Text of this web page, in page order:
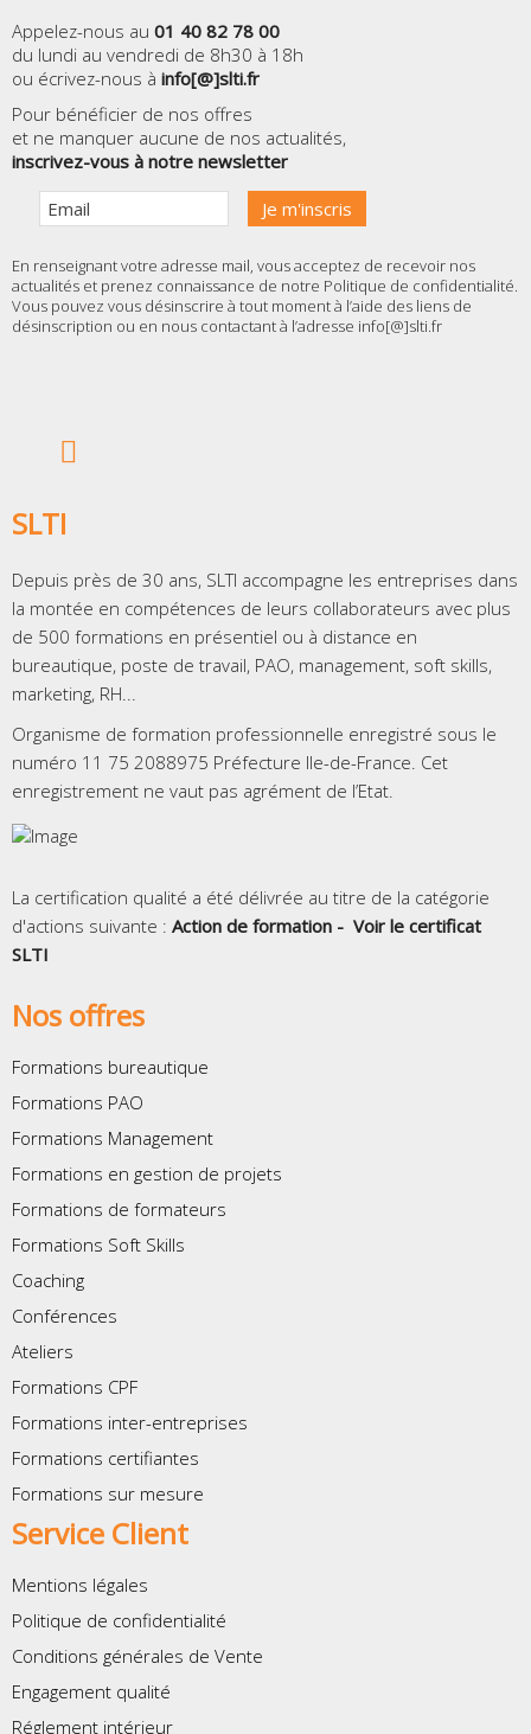
Appelez-nous au 01 40 82 78 00
du lundi au vendredi de 8h30 à 18h
ou écrivez-nous à info[@]slti.fr
Pour bénéficier de nos offres
et ne manquer aucune de nos actualités,
inscrivez-vous à notre newsletter
En renseignant votre adresse mail, vous acceptez de recevoir nos
actualités et prenez connaissance de notre Politique de confidentialité.
Vous pouvez vous désinscrire à tout moment à l’aide des liens de
désinscription ou en nous contactant à l’adresse info[@]slti.fr
SLTI
Depuis près de 30 ans, SLTI accompagne les entreprises dans
la montée en compétences de leurs collaborateurs avec plus
de 500 formations en présentiel ou à distance en
bureautique, poste de travail, PAO, management, soft skills,
marketing, RH...
Organisme de formation professionnelle enregistré sous le
numéro 11 75 2088975 Préfecture Ile-de-France. Cet
enregistrement ne vaut pas agrément de l’Etat.
La certification qualité a été délivrée au titre de la catégorie
d'actions suivante : Action de formation - Voir le certificat
SLTI
Nos offres
Formations bureautique
Formations PAO
Formations Management
Formations en gestion de projets
Formations de formateurs
Formations Soft Skills
Coaching
Conférences
Ateliers
Formations CPF
Formations inter-entreprises
Formations certifiantes
Formations sur mesure
Service Client
Mentions légales
Politique de confidentialité
Conditions générales de Vente
Engagement qualité
Réglement intérieur